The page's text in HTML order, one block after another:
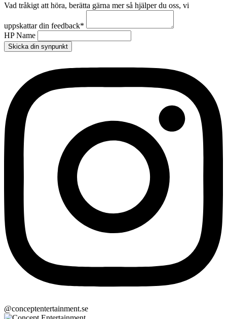
Vad tråkigt att höra, berätta gärna mer så hjälper du oss, vi
uppskattar din feedback*
HP Name
Skicka din synpunkt
@conceptentertainment.se